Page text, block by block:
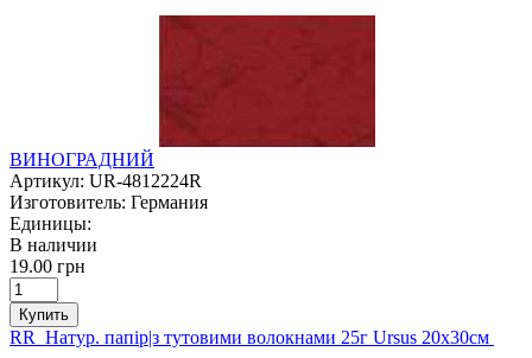
ВИНОГРАДНИЙ
Артикул: UR-4812224R
Изготовитель: Германия
Единицы:
В наличии
19.00 грн
Купить
RR Натур. папір|з тутовими волокнами 25г Ursus 20х30см